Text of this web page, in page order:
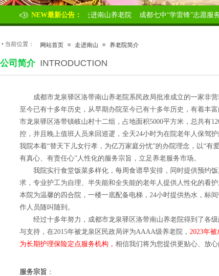
NEW最新公告：
中“学雷锋”志愿服务活动走进南山养老院 成都七中“学雷锋”志愿服
• 当前位置： 网站首页 ≡ 走进南山 ≡ 养老院简介
公司简介 INTRODUCTION
成都市龙泉驿区洛带南山养老院系民政局批准成立的一家非营
至今已有十多年历史，从早期办院至今已有十多年历史，有着丰
市龙泉驿区洛带镇岐山村十二组，占地面积5000平方米，总共有
控，并且晚上值班人员来回巡逻，全天24小时为在院老年人保驾
我院本着“替天下儿女行孝，为亿万家庭分忧”的办院理念，以“有
有真心、有责任心”人性化的服务宗旨，立足养老服务市场。
我院实行食堂饭菜多样化，每周食谱早安排，同时提供预约饭
求，专业护工为自理、半失能和全失能的老年人提供人性化的看
本院为温馨的四合院，一楼一底配备电梯，24小时提供热水，标
作人员随叫随到。
经过十多年努力，成都市龙泉驿区洛带南山养老院得到了各级
与支持，在2015年被龙泉区民政局评为AAAA级养老院， 2023年
为长期护理保险定点服务机构， 相信我们将为您提供更贴心、放
服务宗旨 ：